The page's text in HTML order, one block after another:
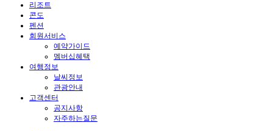
리조트
콘도
펜션
회원서비스
예약가이드
멤버십혜택
여행정보
날씨정보
관광안내
고객센터
공지사항
자주하는질문